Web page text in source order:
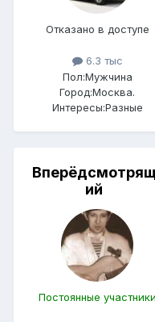
Отказано в доступе
6.3 тыс
Пол:Мужчина
Город:Москва.
Интересы:Разные
ий
Постоянные участники